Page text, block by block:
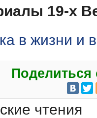
19-х
в жизни и
Поделиться
чтения